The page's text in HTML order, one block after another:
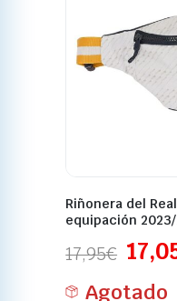
Riñonera del
equipación
17,95€
Agotado